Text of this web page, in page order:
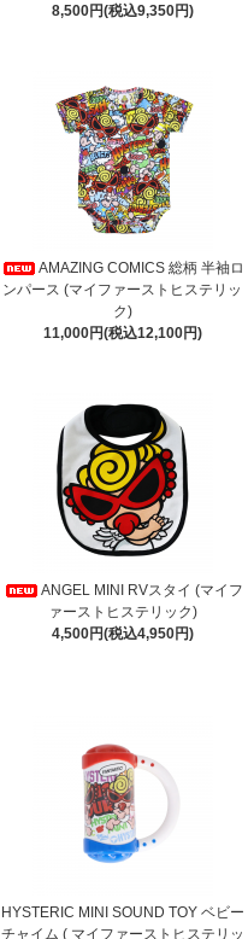
8,500円(税込9,350円)
AMAZING COMICS 総柄 半袖ロ
ンパース (マイファーストヒステリッ
ク)
11,000円(税込12,100円)
ANGEL MINI RVスタイ (マイフ
ァーストヒステリック)
4,500円(税込4,950円)
HYSTERIC MINI SOUND TOY ベビー
チャイム ( マイファーストヒステリッ